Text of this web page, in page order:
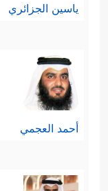
خالص،
السليم،
قومه
ياسين الجزائري
أحمد العجمي